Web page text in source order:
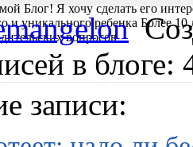
Блог! Я хочу сделать его
и уникальнoгo ребенкa Более
вопросов
в блоге:
записи: